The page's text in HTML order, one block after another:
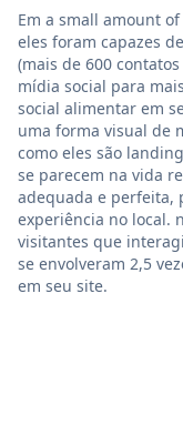
Em a small amount
eles foram capazes
(mais de 600
mídia social para
social alimentar em
uma forma visual de
como eles são
se parecem na vida
adequada e perfeita,
experiência no local.
visitantes que
se envolveram 2,5
em seu site.